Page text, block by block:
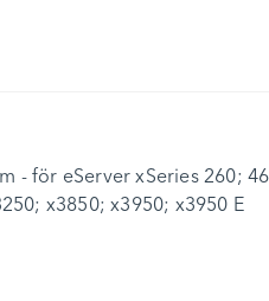
- för eServer xSeries 260;
x3850; x3950; x3950 E